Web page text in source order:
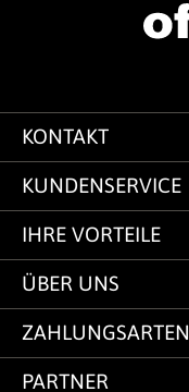
KONTAKT
KUNDENSERVICE
IHRE VORTEILE
ÜBER UNS
ZAHLUNGSARTEN
PARTNER